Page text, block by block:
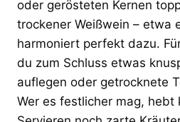
oder gerösteten Kernen
trockener Weißwein – etwa
harmoniert perfekt dazu.
du zum Schluss etwas
auflegen oder getrocknete
Wer es festlicher mag, hebt